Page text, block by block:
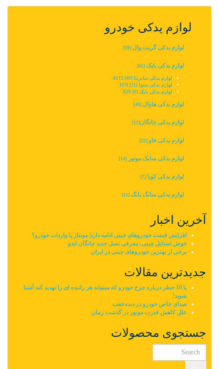
لوازم یدکی خودرو
لوازم یدکی گریت وال [59]
لوازم یدکی بایک [61]
لوازم یدکی سابرینا A115 [40]
لوازم یدکی سنوا D70 [21]
لوازم یدکی بایک X25 [0]
لوازم یدکی هاوال [49]
لوازم یدکی چانگان‬‎[13]
لوازم یدکی فاو [22]
لوازم یدکی سایک موتور [14]
لوازم یدکی کوپا [7]
لوازم یدکی سانگ یانگ [11]
آخرین اخبار
افزایش قیمت خودروهای چینی ادامه دارد| مونتاژ یا واردات خودرو؟
خوش استایل چینی، معرفی نسل جدید چانگان ایدو
برخی از بهترین خودروهای چینی در ایران
جدیدترین مقالات
با 10 خطر درباره چرخ خودرو که میتواند هر راننده ای را تهدید کند آشنا
شوید!
صدای خاص خودرو در دنده‌عقب
علل کاهش قدرت موتور در گذشت زمان
جستجوی محصولات